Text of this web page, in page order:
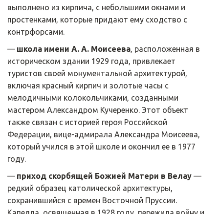
выполнено из кирпича, с небольшими окнами и
простенками, которые придают ему сходство с
контрфорсами.
— школа имени А. А. Моисеева, расположенная в
историческом здании 1929 года, привлекает
туристов своей монументальной архитектурой,
включая красный кирпич и золотые часы с
мелодичными колокольчиками, созданными
мастером Александром Кучеренко. Этот объект
также связан с историей героя Российской
Федерации, вице-адмирала Александра Моисеева,
который учился в этой школе и окончил ее в 1977
году.
— приход скорбящей Божией Матери в Велау —
редкий образец католической архитектуры,
сохранившийся с времен Восточной Пруссии.